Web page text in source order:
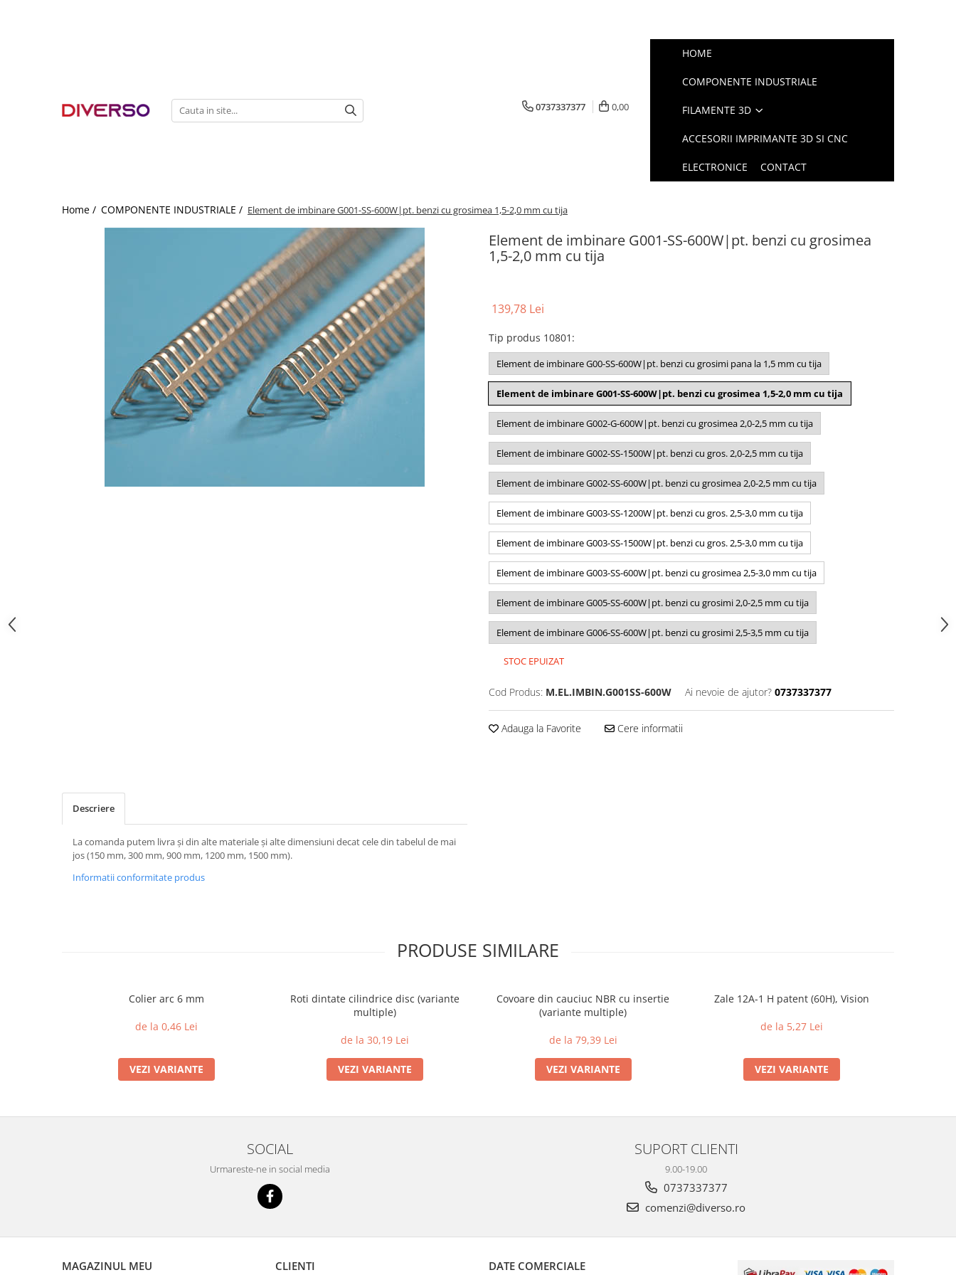
0737337377 0,00
HOME
COMPONENTE INDUSTRIALE
FILAMENTE 3D
ACCESORII IMPRIMANTE 3D SI CNC
ELECTRONICE CONTACT
Home / COMPONENTE INDUSTRIALE / Element de imbinare G001-SS-600W|pt. benzi cu grosimea 1,5-2,0 mm cu tija
Element de imbinare G001-SS-600W|pt. benzi cu grosimea
1,5-2,0 mm cu tija
139,78 Lei
Tip produs 10801 :
Element de imbinare G00-SS-600W|pt. benzi cu grosimi pana la 1,5 mm cu tija
Element de imbinare G001-SS-600W|pt. benzi cu grosimea 1,5-2,0 mm cu tija
Element de imbinare G002-G-600W|pt. benzi cu grosimea 2,0-2,5 mm cu tija
Element de imbinare G002-SS-1500W|pt. benzi cu gros. 2,0-2,5 mm cu tija
Element de imbinare G002-SS-600W|pt. benzi cu grosimea 2,0-2,5 mm cu tija
Element de imbinare G003-SS-1200W|pt. benzi cu gros. 2,5-3,0 mm cu tija
Element de imbinare G003-SS-1500W|pt. benzi cu gros. 2,5-3,0 mm cu tija
Element de imbinare G003-SS-600W|pt. benzi cu grosimea 2,5-3,0 mm cu tija
Element de imbinare G005-SS-600W|pt. benzi cu grosimi 2,0-2,5 mm cu tija
Element de imbinare G006-SS-600W|pt. benzi cu grosimi 2,5-3,5 mm cu tija
STOC EPUIZAT
Cod Produs: M.EL.IMBIN.G001SS-600W Ai nevoie de ajutor? 0737337377
Adauga la Favorite Cere informatii
Descriere
La comanda putem livra și din alte materiale și alte dimensiuni decat cele din tabelul de mai
jos (150 mm, 300 mm, 900 mm, 1200 mm, 1500 mm).
Informatii conformitate produs
PRODUSE SIMILARE
Colier arc 6 mm
de la 0,46 Lei
VEZI VARIANTE
Roti dintate cilindrice disc (variante
multiple)
de la 30,19 Lei
VEZI VARIANTE
Covoare din cauciuc NBR cu insertie
(variante multiple)
de la 79,39 Lei
VEZI VARIANTE
Zale 12A-1 H patent (60H), Vision
de la 5,27 Lei
VEZI VARIANTE
SOCIAL
Urmareste-ne in social media
SUPORT CLIENTI
9.00-19.00
0737337377
comenzi@diverso.ro
MAGAZINUL MEU CLIENTI DATE COMERCIALE